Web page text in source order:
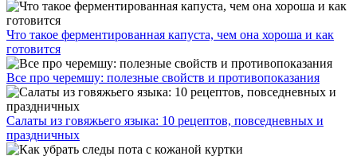
Что такое ферментированная капуста, чем она хороша и как
готовится
Все про черемшу: полезные свойств и противопоказания
Салаты из говяжьего языка: 10 рецептов, повседневных и
праздничных